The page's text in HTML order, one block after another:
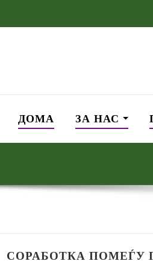
ДОМА ЗА НАС
СОРАБОТКА ПОМЕЃУ